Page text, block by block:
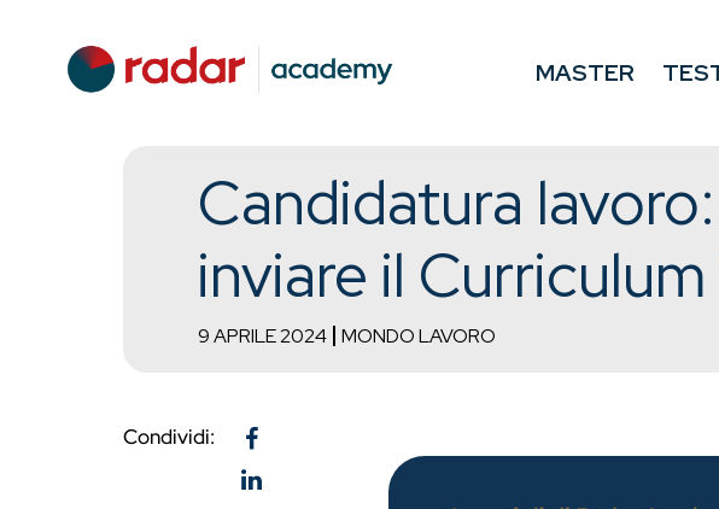
MASTER
Candidatura
inviare il
9 APRILE 2024 MONDO LAVORO
Condividi: